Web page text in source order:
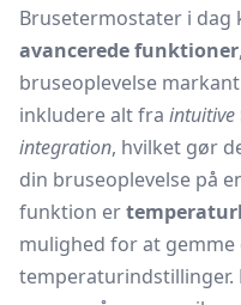
Brusetermostater i
avancerede funktioner
bruseoplevelse
inkludere alt fra
integration, hvilket gør
din bruseoplevelse på
funktion er
mulighed for at
temperaturindstillinger.